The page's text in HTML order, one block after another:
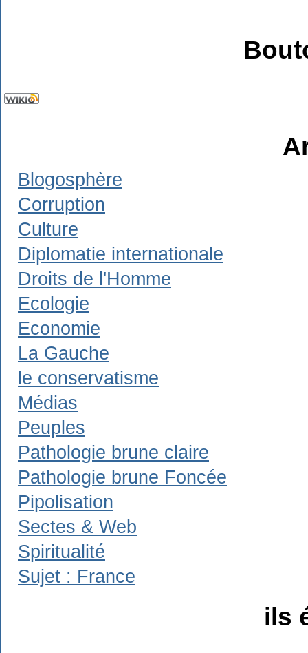
Blogosphère
Corruption
Culture
Diplomatie internationale
Droits de l'Homme
Ecologie
Economie
La Gauche
le conservatisme
Médias
Peuples
Pathologie brune claire
Pathologie brune Foncée
Pipolisation
Sectes & Web
Spiritualité
Sujet : France
ils